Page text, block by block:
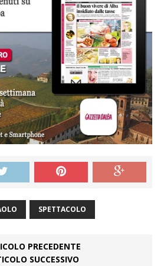
SPETTACOLO
PRECEDENTE
SUCCESSIVO